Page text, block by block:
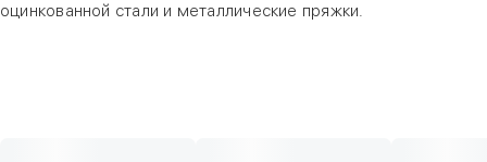
оцинкованной стали и металлические пряжки.